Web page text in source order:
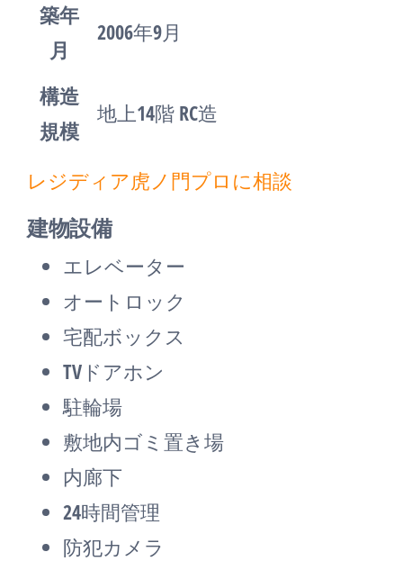
築年
月
2006年9月
構造
規模
地上14階 RC造
レジディア虎ノ門プロに相談
建物設備
エレベーター
オートロック
宅配ボックス
TVドアホン
駐輪場
敷地内ゴミ置き場
内廊下
24時間管理
防犯カメラ